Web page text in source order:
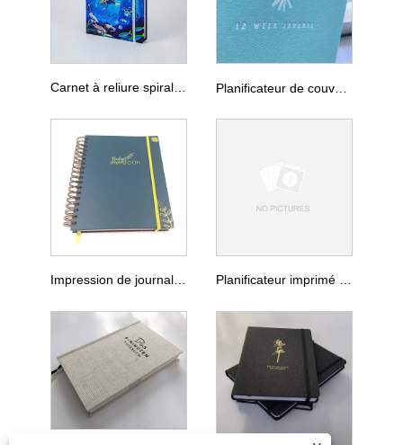
Carnet à reliure spirale avec impression de bande élastique Planificateur de couverture en tissu de lin 2026, impression personnalisée
Impression de journal planificateur cahier propre conçu Planificateur imprimé de luxe personnalisé 2026, avec boîte-cadeau, impression de votre carnet de notes annuel, mensuel, hebdomadaire, quotidien, avec stylo